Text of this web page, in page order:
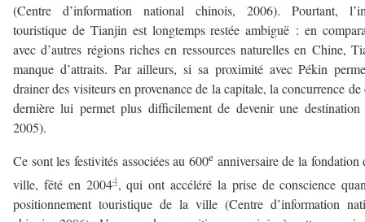
(Centre d’information national chinois, 2006). Pourtant,
touristique de Tianjin est longtemps restée ambiguë : en
avec d’autres régions riches en ressources naturelles en Chine,
manque d’attraits. Par ailleurs, si sa proximité avec Pékin
drainer des visiteurs en provenance de la capitale, la concurrence de
dernière lui permet plus difficilement de devenir une destination
2005).
Ce sont les festivités associées au 600e anniversaire de la fondation
ville, fêté en 20044, qui ont accéléré la prise de conscience
positionnement touristique de la ville (Centre d’information